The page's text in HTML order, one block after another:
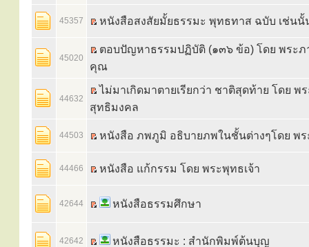
45357 หนังสือสงสัยมั้ยธรรมะ พุทธทาส ฉบับ เช่นนั้
45020
ตอบปัญหาธรรมปฏิบัติ (๑๓๖ ข้อ) โดย พระ
คุณ
44632
ไม่มาเกิดมาตายเรียกว่า ชาติสุดท้าย โดย พ
สุทธิมงคล
44503 หนังสือ ภพภูมิ อธิบายภพในชั้นต่างๆโดย พร
44466 หนังสือ แก้กรรม โดย พระพุทธเจ้า
42644 หนังสือธรรมศึกษา
42642 หนังสือธรรมะ : สำนักพิมพ์ต้นบุญ